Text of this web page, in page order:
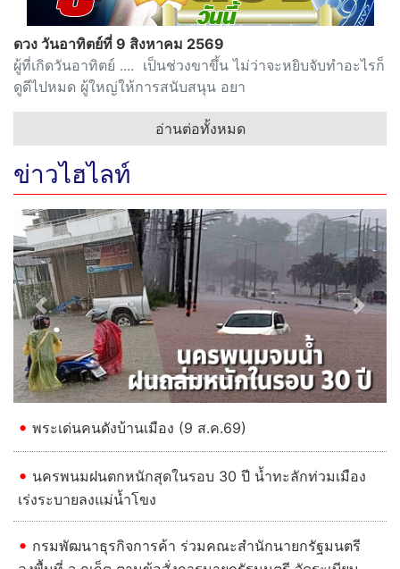
ดวง วันอาทิตย์ที่ 9 สิงหาคม 2569
ผู้ที่เกิดวันอาทิตย์ .... เป็นช่วงขาขึ้น ไม่ว่าจะหยิบจับทำอะไรก็
ดูดีไปหมด ผู้ใหญ่ให้การสนับสนุน อยา
อ่านต่อทั้งหมด
ข่าวไฮไลท์
Previous Next
พระเด่นคนดังบ้านเมือง (9 ส.ค.69)
นครพนมฝนตกหนักสุดในรอบ 30 ปี น้ำทะลักท่วมเมือง
เร่งระบายลงแม่น้ำโขง
กรมพัฒนาธุรกิจการค้า ร่วมคณะสำนักนายกรัฐมนตรี